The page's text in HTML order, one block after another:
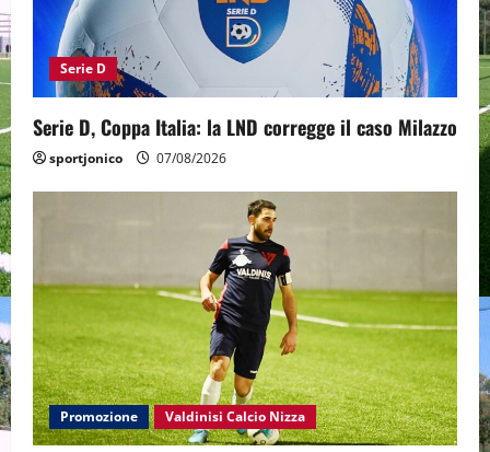
Serie D
Serie D, Coppa Italia: la LND corregge il caso Milazzo
sportjonico 07/08/2026
Promozione Valdinisi Calcio Nizza